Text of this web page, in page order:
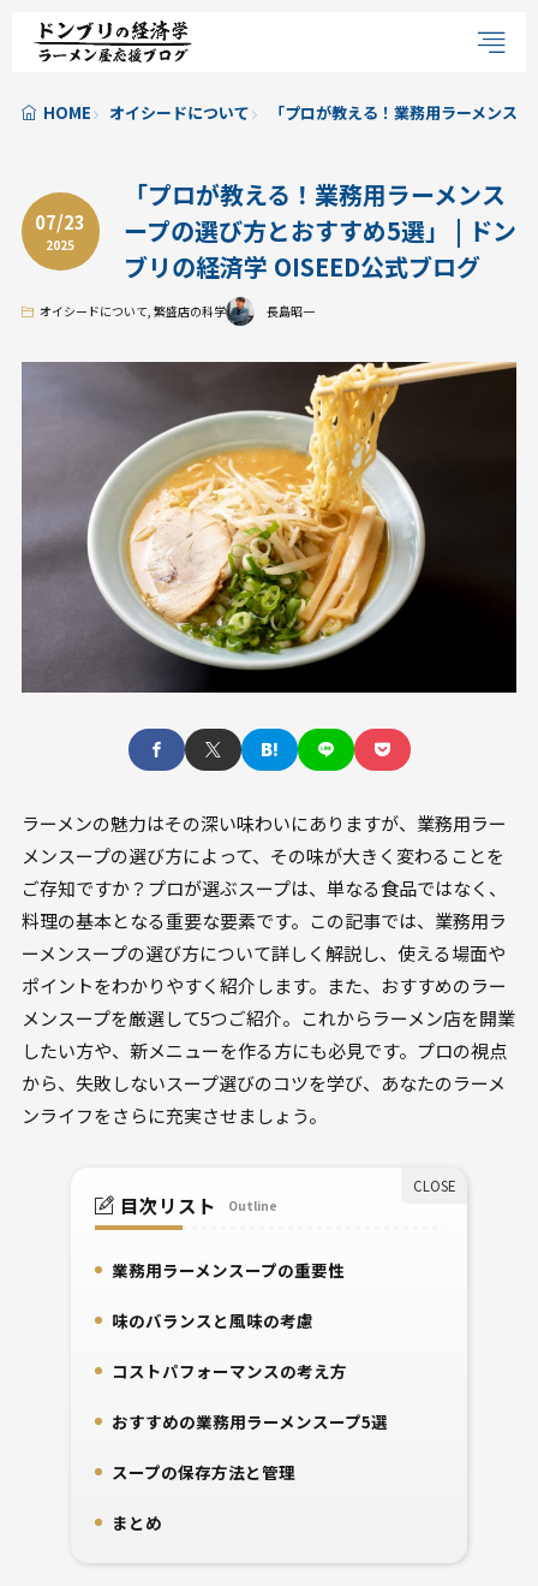
HOME オイシードについて 「プロが教える！業務用ラーメンス
07/23
2025
「プロが教える！業務用ラーメンス
ープの選び方とおすすめ5選」 | ドン
ブリの経済学 OISEED公式ブログ
オイシードについて, 繁盛店の科学 長島昭一
ラーメンの魅力はその深い味わいにありますが、業務用ラー
メンスープの選び方によって、その味が大きく変わることを
ご存知ですか？プロが選ぶスープは、単なる食品ではなく、
料理の基本となる重要な要素です。この記事では、業務用ラ
ーメンスープの選び方について詳しく解説し、使える場面や
ポイントをわかりやすく紹介します。また、おすすめのラー
メンスープを厳選して5つご紹介。これからラーメン店を開業
したい方や、新メニューを作る方にも必見です。プロの視点
から、失敗しないスープ選びのコツを学び、あなたのラーメ
ンライフをさらに充実させましょう。​
目次リスト Outline
1.業務用ラーメンスープの重要性​
2.味のバランスと風味の考慮
3.コストパフォーマンスの考え方
4.おすすめの業務用ラーメンスープ5選
5.スープの保存方法と管理
6.まとめ